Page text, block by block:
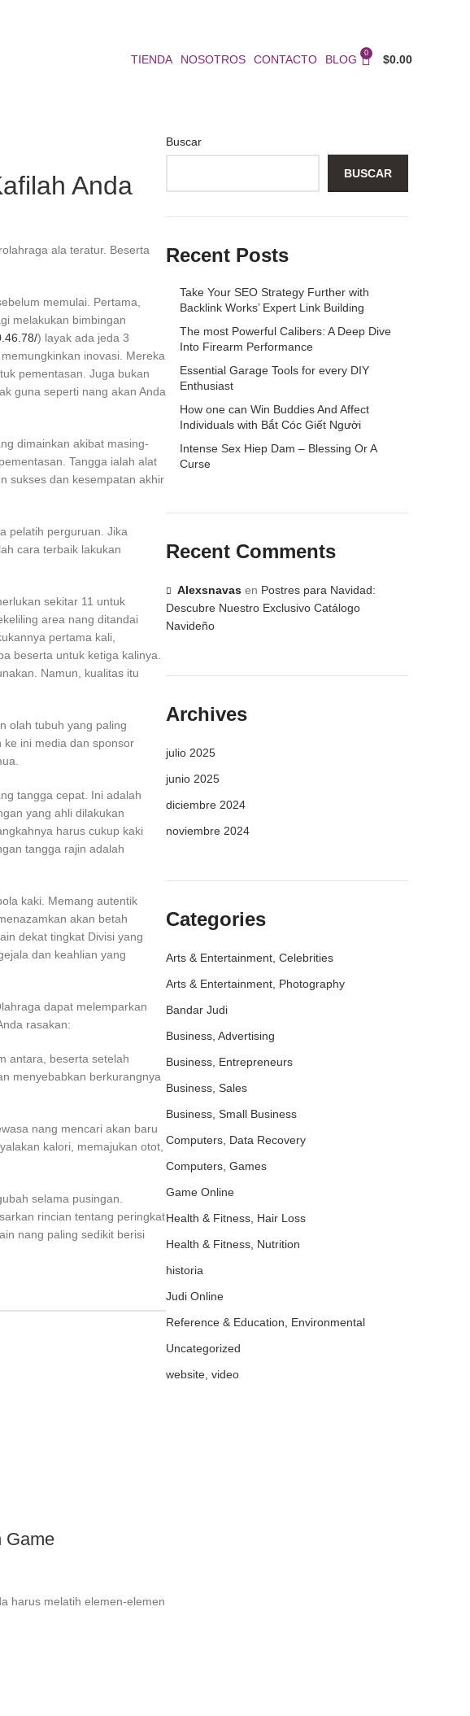
TIENDA NOSOTROS CONTACTO BLOG 0 $0.00
Anda
ala teratur. Beserta
memulai. Pertama,
melakukan bimbingan
) layak ada jeda 3
inovasi. Mereka
pementasan. Juga bukan
guna seperti nang akan Anda
dimainkan akibat masing-
Tangga ialah alat
sukses dan kesempatan akhir
pelatih perguruan. Jika
cara terbaik lakukan
sekitar 11 untuk
area nang ditandai
pertama kali,
beserta untuk ketiga kalinya.
Namun, kualitas itu
olah tubuh yang paling
ke ini media dan sponsor
tangga cepat. Ini adalah
yang ahli dilakukan
harus cukup kaki
tangga rajin adalah
kaki. Memang autentik
akan betah
dekat tingkat Divisi yang
dan keahlian yang
dapat melemparkan
rasakan:
antara, beserta setelah
menyebabkan berkurangnya
nang mencari akan baru
kalori, memajukan otot,
selama pusingan.
rincian tentang peringkat
nang paling sedikit berisi
Game
harus melatih elemen-elemen
Buscar
BUSCAR
Recent Posts
Take Your SEO Strategy Further with
Backlink Works’ Expert Link Building
The most Powerful Calibers: A Deep Dive
Into Firearm Performance
Essential Garage Tools for every DIY
Enthusiast
How one can Win Buddies And Affect
Individuals with Bắt Cóc Giết Người
Intense Sex Hiep Dam – Blessing Or A
Curse
Recent Comments
Alexsnavas en Postres para Navidad:
Descubre Nuestro Exclusivo Catálogo
Navideño
Archives
julio 2025
junio 2025
diciembre 2024
noviembre 2024
Categories
Arts & Entertainment, Celebrities
Arts & Entertainment, Photography
Bandar Judi
Business, Advertising
Business, Entrepreneurs
Business, Sales
Business, Small Business
Computers, Data Recovery
Computers, Games
Game Online
Health & Fitness, Hair Loss
Health & Fitness, Nutrition
historia
Judi Online
Reference & Education, Environmental
Uncategorized
website, video